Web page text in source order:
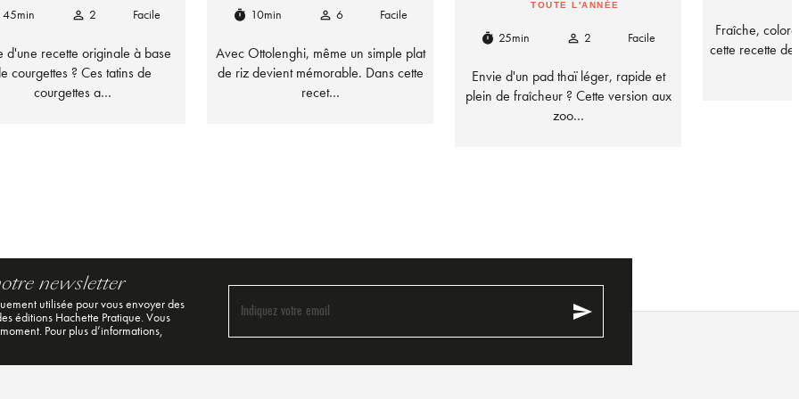
45min person_outline 2 Facile
d'une recette originale à base
courgettes ? Ces tatins de
courgettes a…
timer 10min person_outline 6 Facile
Avec Ottolenghi, même un simple plat
de riz devient mémorable. Dans cette
recet…
TOUTE L'ANNÉE
timer 25min person_outline 2 Facile
Envie d'un pad thaï léger, rapide et
plein de fraîcheur ? Cette version aux
zoo…
Fraîche,
cette recette
newsletter
utilisée pour vous envoyer des
éditions Hachette Pratique. Vous
Pour plus d’informations,
Indiquez votre email send